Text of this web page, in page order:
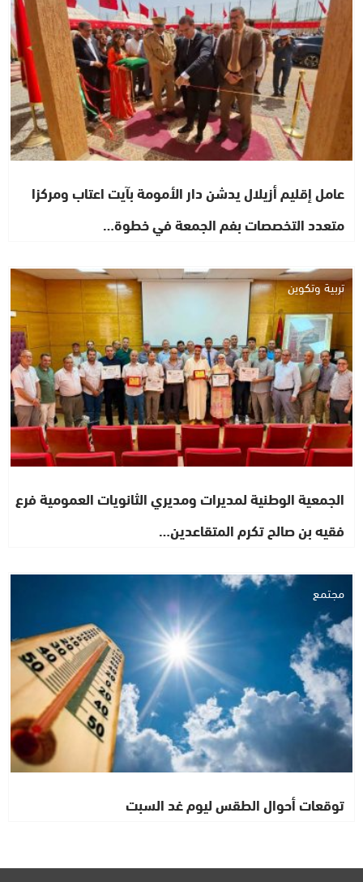
عامل إقليم أزيلال يدشن دار الأمومة بآيت اعتاب ومركزا
متعدد التخصصات بفم الجمعة في خطوة…
تربية وتكوين
الجمعية الوطنية لمديرات ومديري الثانويات العمومية فرع
فقيه بن صالح تكرم المتقاعدين…
مجتمع
توقعات أحوال الطقس ليوم غد السبت